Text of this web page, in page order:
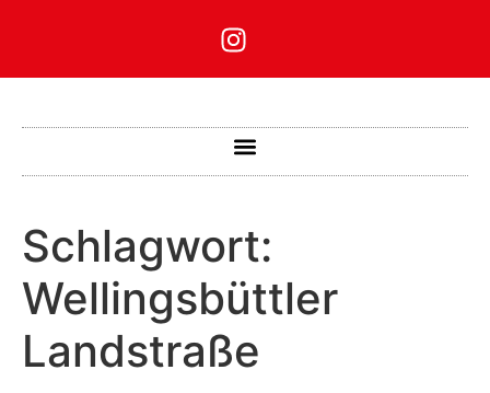
Schlagwort:
Wellingsbüttler
Landstraße